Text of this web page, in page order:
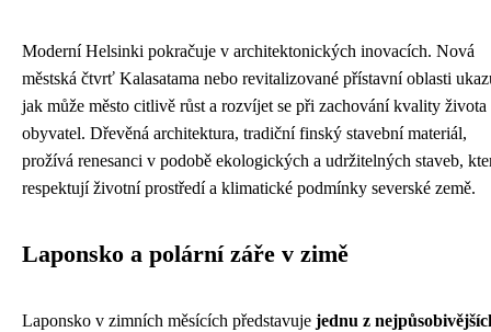
Moderní Helsinki pokračuje v architektonických inovacích. Nová
městská čtvrť Kalasatama nebo revitalizované přístavní oblasti
jak může město citlivě růst a rozvíjet se při zachování kvality života
obyvatel. Dřevěná architektura, tradiční finský stavební materiál,
prožívá renesanci v podobě ekologických a udržitelných staveb,
respektují životní prostředí a klimatické podmínky severské země.
Laponsko a polární záře v zimě
Laponsko v zimních měsících představuje jednu z